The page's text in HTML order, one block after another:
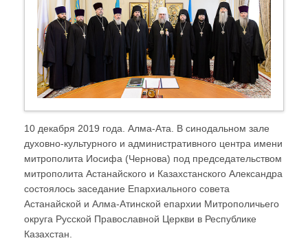
10 декабря 2019 года. Алма-Ата. В синодальном зале
духовно-культурного и административного центра имени
митрополита Иосифа (Чернова) под председательством
митрополита Астанайского и Казахстанского Александра
состоялось заседание Епархиального совета
Астанайской и Алма-Атинской епархии Митрополичьего
округа Русской Православной Церкви в Республике
Казахстан.